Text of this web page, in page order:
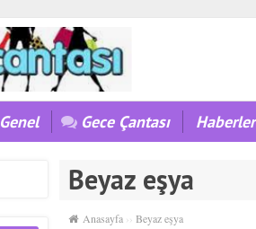
Genel Gece Çantası Haberler
Beyaz eşya
Anasayfa ››Beyaz eşya